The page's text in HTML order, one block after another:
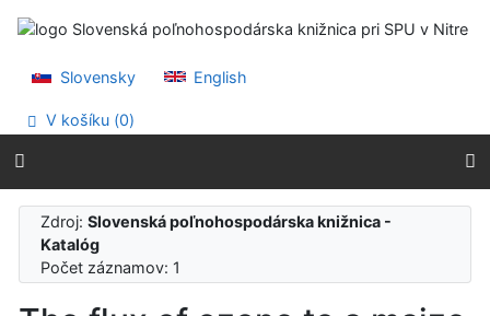
Prejsť na menu
Slovensky
English
V košíku (0)
Zdroj:Slovenská poľnohospodárska knižnica -
Katalóg
Počet záznamov: 1